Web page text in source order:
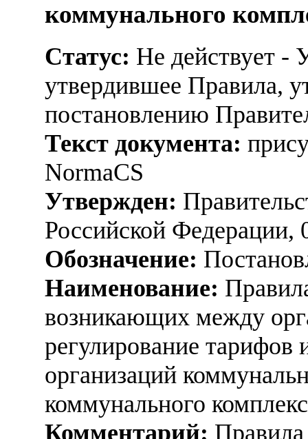
коммунального
Статус: Не действует -
утвердившее Правила,
постановлению
Текст документа:
NormaCS
Утвержден:
Российской Федерации,
Обозначение:
Наименование:
возникающих между
регулирование тарифов
организаций
коммунального
Комментарий: